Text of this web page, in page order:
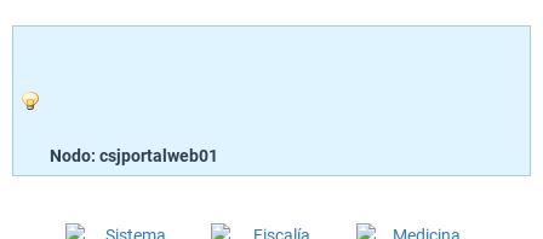
Nodo: csjportalweb01